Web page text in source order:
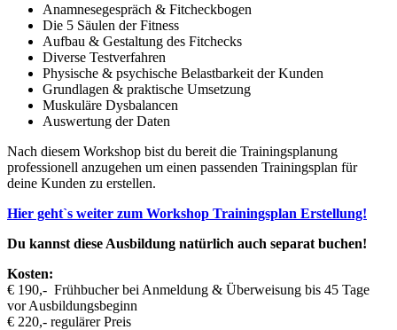
Anamnesegespräch & Fitcheckbogen
Die 5 Säulen der Fitness
Aufbau & Gestaltung des Fitchecks
Diverse Testverfahren
Physische & psychische Belastbarkeit der Kunden
Grundlagen & praktische Umsetzung
Muskuläre Dysbalancen
Auswertung der Daten
Nach diesem Workshop bist du bereit die Trainingsplanung
professionell anzugehen um einen passenden Trainingsplan für
deine Kunden zu erstellen.
Hier geht`s weiter zum Workshop Trainingsplan Erstellung!
Du kannst diese Ausbildung natürlich auch separat buchen!
Kosten:
€ 190,- Frühbucher bei Anmeldung & Überweisung bis 45 Tage
vor Ausbildungsbeginn
€ 220,- regulärer Preis